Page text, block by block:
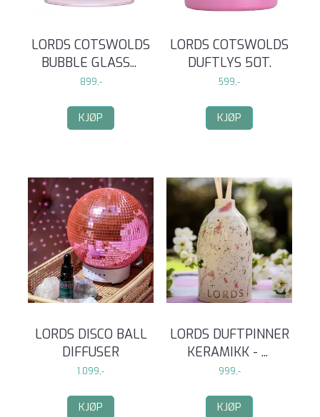
LORDS COTSWOLDS
BUBBLE GLASS...
899,-
KJØP
LORDS COTSWOLDS
DUFTLYS 50T.
599,-
KJØP
LORDS DISCO BALL
DIFFUSER
1.099,-
KJØP
LORDS DUFTPINNER
KERAMIKK - ...
999,-
KJØP